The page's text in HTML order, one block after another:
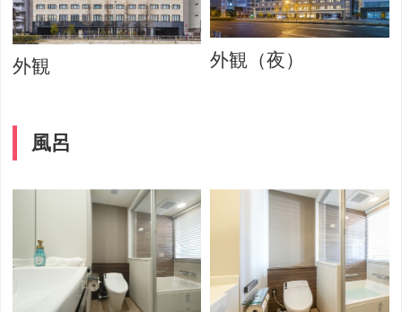
外観 外観（夜）
風呂